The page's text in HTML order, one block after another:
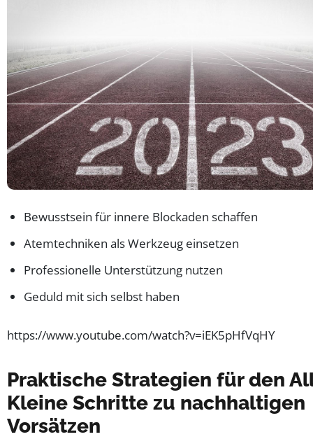
Bewusstsein für innere Blockaden schaffen
Atemtechniken als Werkzeug einsetzen
Professionelle Unterstützung nutzen
Geduld mit sich selbst haben
https://www.youtube.com/watch?v=iEK5pHfVqHY
Praktische Strategien für den
Kleine Schritte zu nachhaltigen
Vorsätzen